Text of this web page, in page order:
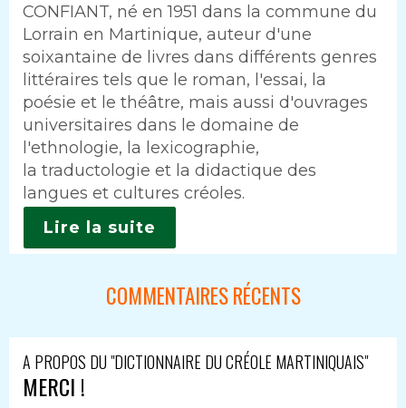
CONFIANT, né en 1951 dans la commune du
Lorrain en Martinique, auteur d'une
soixantaine de livres dans différents genres
littéraires tels que le roman, l'essai, la
poésie et le théâtre, mais aussi d'ouvrages
universitaires dans le domaine de
l'ethnologie, la lexicographie,
la traductologie et la didactique des
langues et cultures créoles.
Lire la suite
COMMENTAIRES RÉCENTS
A PROPOS DU "DICTIONNAIRE DU CRÉOLE MARTINIQUAIS"
MERCI !